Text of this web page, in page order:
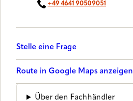
+49 4641 90509051
Stelle eine Frage
Route in Google Maps anzeigen
Über den Fachhändler